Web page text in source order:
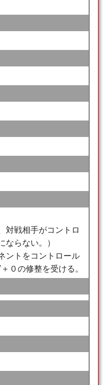
対戦相手がコントロ
らない。）
ントをコントロール
０の修整を受ける。